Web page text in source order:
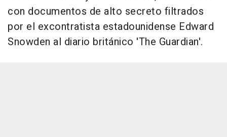
con documentos de alto secreto filtrados
por el excontratista estadounidense Edward
Snowden al diario británico 'The Guardian'.